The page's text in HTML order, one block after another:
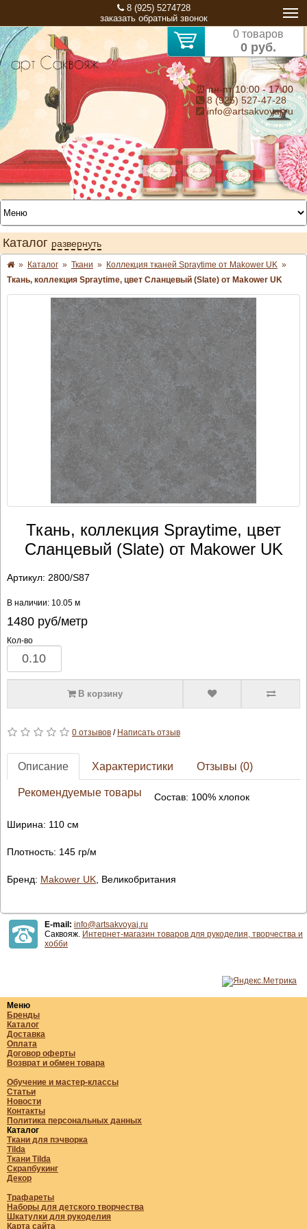
8 (925) 5274728
заказать обратный звонок
0 товаров
0 руб.
⏰ пн-пт 10:00 - 17:00
8 (925) 527-47-28
info@artsakvoyaj.ru
Каталог развернуть
» Каталог » Ткани » Коллекция тканей Spraytime от Makower UK »
Ткань, коллекция Spraytime, цвет Сланцевый (Slate) от Makower UK
Ткань, коллекция Spraytime, цвет
Сланцевый (Slate) от Makower UK
Артикул: 2800/S87
В наличии: 10.05 м
1480руб/метр
Кол-во
В корзину
0 отзывов/ Написать отзыв
Описание Характеристики Отзывы (0)
Рекомендуемые товары Состав: 100% хлопок
Ширина: 110 см
Плотность: 145 гр/м
Бренд: Makower UK, Великобритания
E-mail: info@artsakvoyaj.ru
Саквояж. Интернет-магазин товаров для рукоделия, творчества и
хобби
Меню
Бренды
Каталог
Доставка
Оплата
Договор оферты
Возврат и обмен товара
Обучение и мастер-классы
Статьи
Новости
Контакты
Политика персональных данных
Каталог
Ткани для пэчворка
Tilda
Ткани Tilda
Скрапбукинг
Декор
Трафареты
Наборы для детского творчества
Шкатулки для рукоделия
Карта сайта